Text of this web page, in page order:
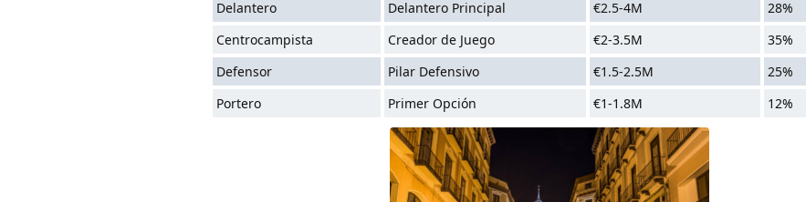
Delantero
Delantero Principal €2.5-4M
28%
Centrocampista
Creador de Juego €2-3.5M
35%
Defensor
Pilar Defensivo €1.5-2.5M
25%
Portero
Primer Opción €1-1.8M 12%